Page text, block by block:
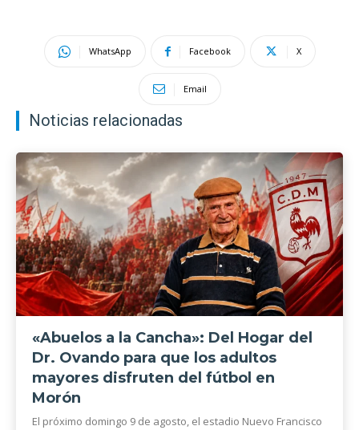
WhatsApp Facebook X
Email
Noticias relacionadas
«Abuelos a la Cancha»: Del Hogar del
Dr. Ovando para que los adultos
mayores disfruten del fútbol en
Morón
El próximo domingo 9 de agosto, el estadio Nuevo Francisco